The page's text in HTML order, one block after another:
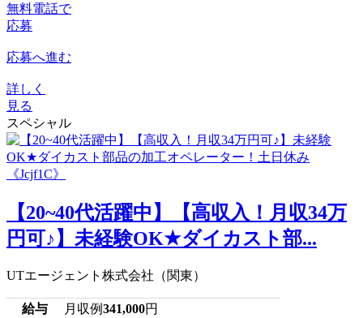
無料電話で
応募
応募へ進む
詳しく
見る
スペシャル
【20~40代活躍中】【高収入！月収34万
円可♪】未経験OK★ダイカスト部...
UTエージェント株式会社（関東）
給与 月収例341,000円